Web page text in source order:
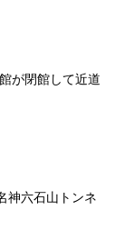
が閉館して近道
神六石山トンネ